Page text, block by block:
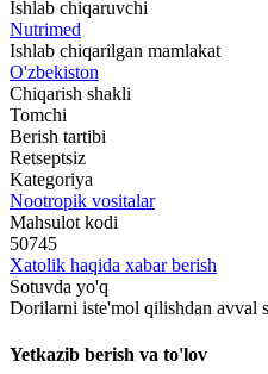
Ishlab chiqaruvchi
Nutrimed
Ishlab chiqarilgan mamlakat
O'zbekiston
Chiqarish shakli
Tomchi
Berish tartibi
Retseptsiz
Kategoriya
Nootropik vositalar
Mahsulot kodi
50745
Xatolik haqida xabar berish
Sotuvda yo'q
Dorilarni iste'mol qilishdan avval
Yetkazib berish va to'lov